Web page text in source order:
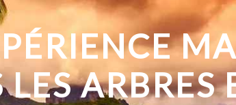
ARBRES